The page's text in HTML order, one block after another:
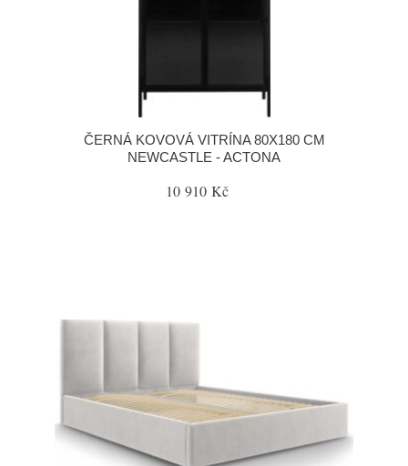
ČERNÁ KOVOVÁ VITRÍNA 80X180 CM
NEWCASTLE - ACTONA
10 910 Kč